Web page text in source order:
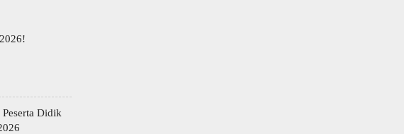
Peserta Didik